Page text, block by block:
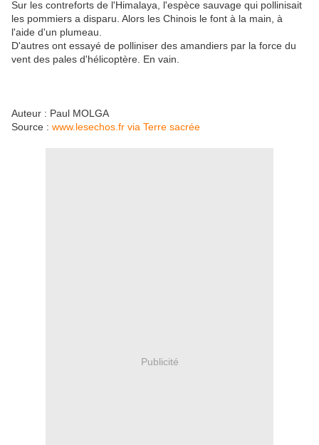
Sur les contreforts de l'Himalaya, l'espèce sauvage qui pollinisait
les pommiers a disparu. Alors les Chinois le font à la main, à
l'aide d'un plumeau.
D'autres ont essayé de polliniser des amandiers par la force du
vent des pales d'hélicoptère. En vain.
Auteur : Paul MOLGA
Source : www.lesechos.fr via Terre sacrée
Publicité